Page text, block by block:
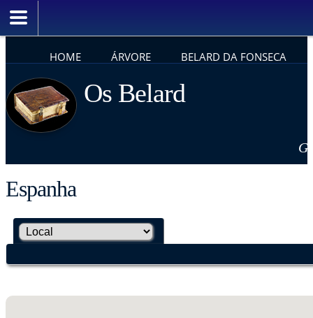
HOME ÁRVORE BELARD DA FONSECA
Os Belard
Espanha